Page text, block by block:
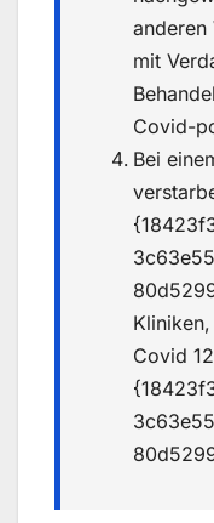
anderen
mit
Covid-
Bei
Covid